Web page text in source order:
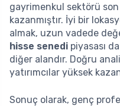
gayrimenkul sektörü
kazanmıştır. İyi bir
almak, uzun vadede
hisse senedi piyasası
diğer alandır. Doğru
yatırımcılar yüksek
Sonuç olarak, genç